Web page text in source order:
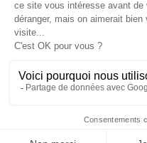
CGV FAQ Mentions